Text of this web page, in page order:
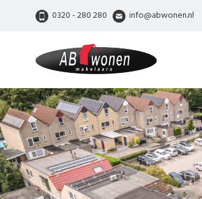
0320 - 280 280 info@abwonen.nl